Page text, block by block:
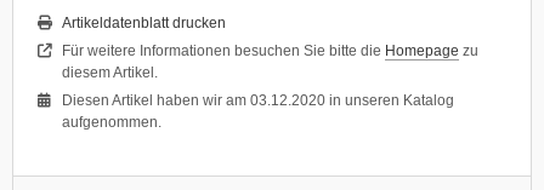
Artikeldatenblatt drucken
Für weitere Informationen besuchen Sie bitte die Homepage zu
diesem Artikel.
Diesen Artikel haben wir am 03.12.2020 in unseren Katalog
aufgenommen.